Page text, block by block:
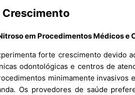
Crescimento
em Procedimentos Médicos e
forte crescimento devido
odontológicas e centros de
minimamente invasivos
Os provedores de saúde